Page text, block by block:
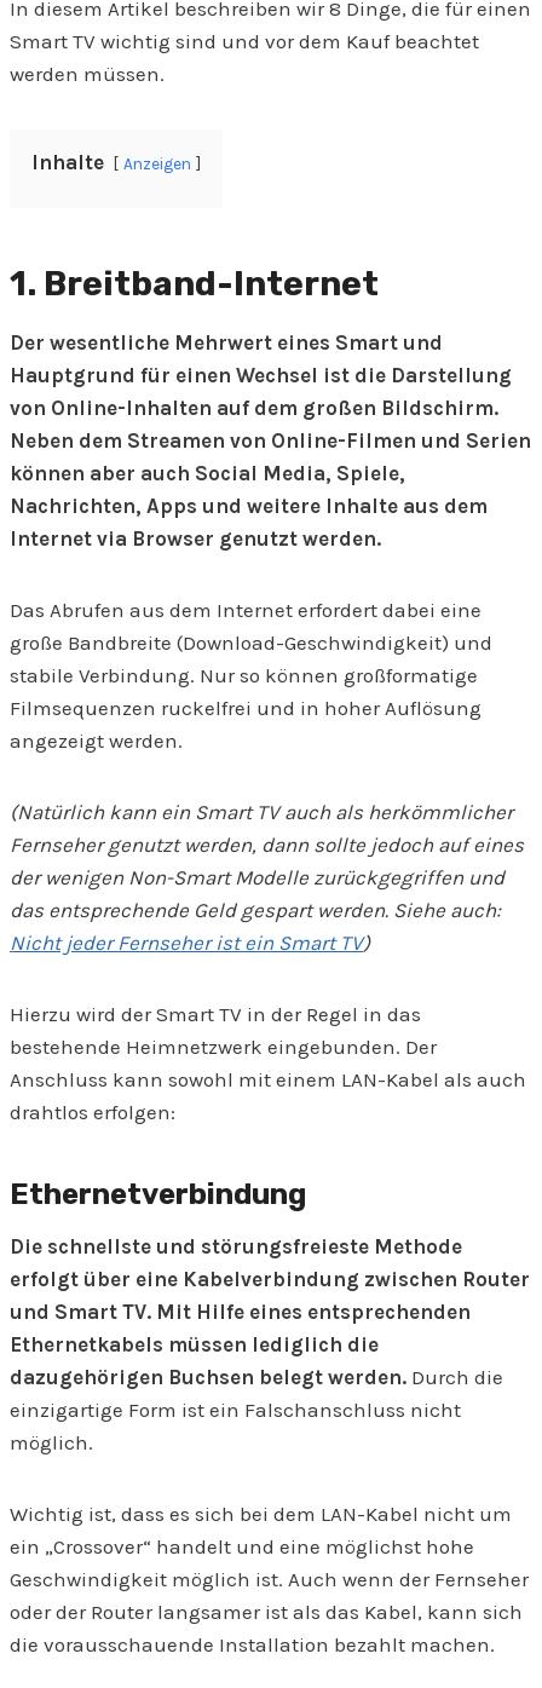
In diesem Artikel beschreiben wir 8 Dinge, die für einen
Smart TV wichtig sind und vor dem Kauf beachtet
werden müssen.
Inhalte Anzeigen
1. Breitband-Internet
Der wesentliche Mehrwert eines Smart und
Hauptgrund für einen Wechsel ist die Darstellung
von Online-Inhalten auf dem großen Bildschirm.
Neben dem Streamen von Online-Filmen und Serien
können aber auch Social Media, Spiele,
Nachrichten, Apps und weitere Inhalte aus dem
Internet via Browser genutzt werden.
Das Abrufen aus dem Internet erfordert dabei eine
große Bandbreite (Download-Geschwindigkeit) und
stabile Verbindung. Nur so können großformatige
Filmsequenzen ruckelfrei und in hoher Auflösung
angezeigt werden.
(Natürlich kann ein Smart TV auch als herkömmlicher
Fernseher genutzt werden, dann sollte jedoch auf eines
der wenigen Non-Smart Modelle zurückgegriffen und
das entsprechende Geld gespart werden. Siehe auch:
Nicht jeder Fernseher ist ein Smart TV)
Hierzu wird der Smart TV in der Regel in das
bestehende Heimnetzwerk eingebunden. Der
Anschluss kann sowohl mit einem LAN-Kabel als auch
drahtlos erfolgen:
Ethernetverbindung
Die schnellste und störungsfreieste Methode
erfolgt über eine Kabelverbindung zwischen Router
und Smart TV. Mit Hilfe eines entsprechenden
Ethernetkabels müssen lediglich die
dazugehörigen Buchsen belegt werden. Durch die
einzigartige Form ist ein Falschanschluss nicht
möglich.
Wichtig ist, dass es sich bei dem LAN-Kabel nicht um
ein „Crossover“ handelt und eine möglichst hohe
Geschwindigkeit möglich ist. Auch wenn der Fernseher
oder der Router langsamer ist als das Kabel, kann sich
die vorausschauende Installation bezahlt machen.